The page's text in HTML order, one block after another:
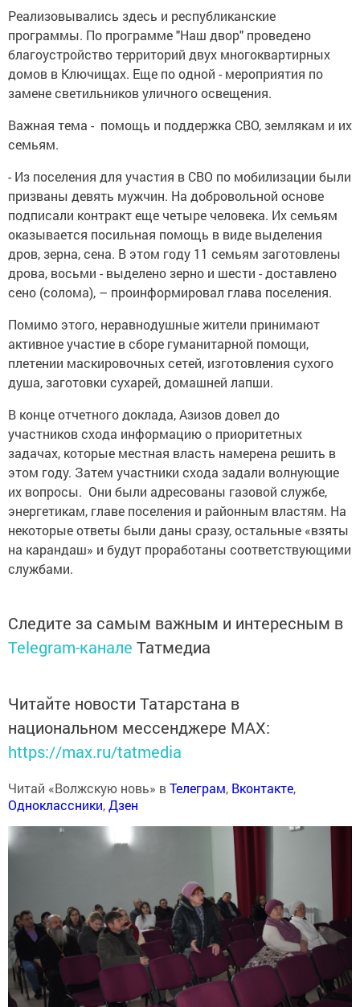
Реализовывались здесь и республиканские
программы. По программе "Наш двор" проведено
благоустройство территорий двух многоквартирных
домов в Ключищах. Еще по одной - мероприятия по
замене светильников уличного освещения.
Важная тема - помощь и поддержка СВО, землякам и их
семьям.
- Из поселения для участия в СВО по мобилизации были
призваны девять мужчин. На добровольной основе
подписали контракт еще четыре человека. Их семьям
оказывается посильная помощь в виде выделения
дров, зерна, сена. В этом году 11 семьям заготовлены
дрова, восьми - выделено зерно и шести - доставлено
сено (солома), – проинформировал глава поселения.
Помимо этого, неравнодушные жители принимают
активное участие в сборе гуманитарной помощи,
плетении маскировочных сетей, изготовления сухого
душа, заготовки сухарей, домашней лапши.
В конце отчетного доклада, Азизов довел до
участников схода информацию о приоритетных
задачах, которые местная власть намерена решить в
этом году. Затем участники схода задали волнующие
их вопросы. Они были адресованы газовой службе,
энергетикам, главе поселения и районным властям. На
некоторые ответы были даны сразу, остальные «взяты
на карандаш» и будут проработаны соответствующими
службами.
Следите за самым важным и интересным в
Telegram-канале Татмедиа
Читайте новости Татарстана в
национальном мессенджере MАХ:
https://max.ru/tatmedia
Читай «Волжскую новь» вТелеграм, Вконтакте,
Одноклассники,Дзен